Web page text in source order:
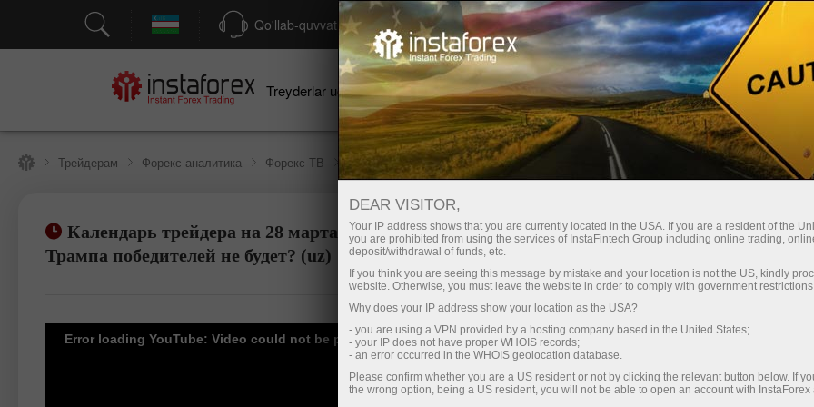
Qo'llab-quvvatlash Hisob-varag'ini tez ochish Savdo platformasi
Treyderlar uchun
Endi ish
boshlayotganlar
uchun
Investorlar uchun Hamkorlar uchun
Трейдерам Форекс аналитика Форекс ТВ Форекс-ТВ: календарь
Календарь трейдера на 28 марта: В тарифной игре
Трампа победителей не будет? (uz)
Savdo hisob-varag‘ini ochish Demo-hisob-varag‘ini ochish
Error loading YouTube: Video could not be played
будет?
DEAR VISITOR,
Your IP address shows that you are currently located in the USA. If you are a resident of the
you are prohibited from using the services of InstaFintech Group including online trading,
deposit/withdrawal of funds, etc.
If you think you are seeing this message by mistake and your location is not the US, kindly
website. Otherwise, you must leave the website in order to comply with government
Why does your IP address show your location as the USA?
- you are using a VPN provided by a hosting company based in the United States;
- your IP does not have proper WHOIS records;
- an error occurred in the WHOIS geolocation database.
Please confirm whether you are a US resident or not by clicking the relevant button below. If
the wrong option, being a US resident, you will not be able to open an account with InstaForex